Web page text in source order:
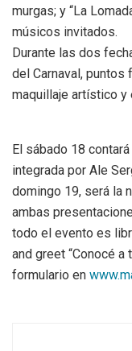
murgas; y “La
músicos invitados.
Durante las dos
del Carnaval, puntos
maquillaje artístico y
El sábado 18
integrada por Ale
domingo 19, será la
ambas
todo el evento es
and greet “Conocé
formulario en